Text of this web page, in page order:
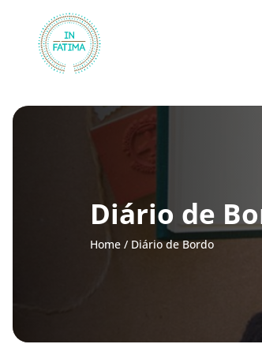
Diário de
Home / Diário de Bordo